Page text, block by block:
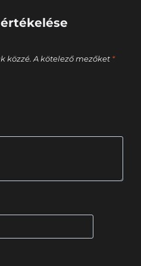
közzé. A kötelező mezőket *